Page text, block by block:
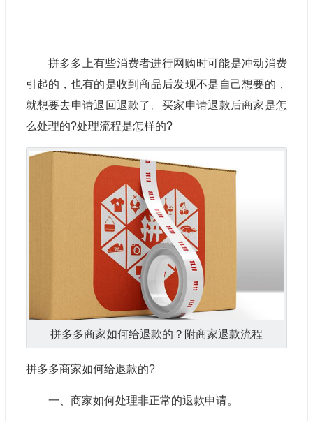
拼多多上有些消费者进行网购时可能是冲动消费
引起的，也有的是收到商品后发现不是自己想要的，
就想要去申请退回退款了。买家申请退款后商家是怎
么处理的?处理流程是怎样的?
拼多多商家如何给退款的？附商家退款流程
拼多多商家如何给退款的?
一、商家如何处理非正常的退款申请。